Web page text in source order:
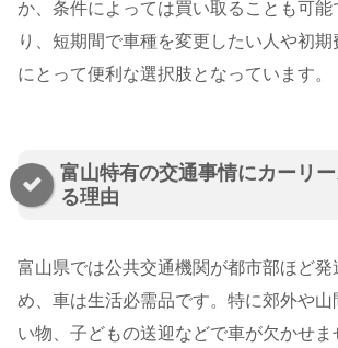
か、条件によっては買い取ることも可能
り、短期間で車種を変更したい人や初期
にとって便利な選択肢となっています。
富山特有の交通事情にカーリ
る理由
富山県では公共交通機関が都市部ほど発
め、車は生活必需品です。特に郊外や山
い物、子どもの送迎などで車が欠かせ